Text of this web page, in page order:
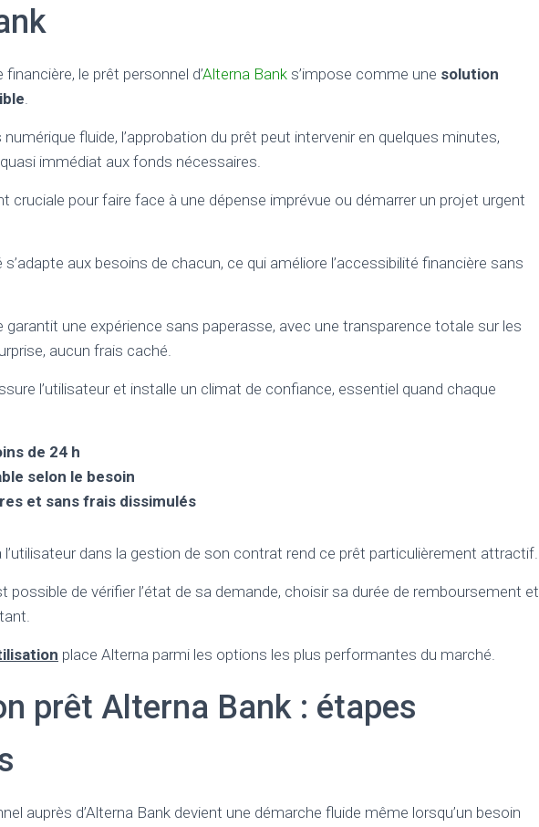
financière, le prêt personnel d’Alterna Bank s’impose comme une solution
.
fluide, l’approbation du prêt peut intervenir en quelques minutes,
immédiat aux fonds nécessaires.
cruciale pour faire face à une dépense imprévue ou démarrer un projet urgent
aux besoins de chacun, ce qui améliore l’accessibilité financière sans
garantit une expérience sans paperasse, avec une transparence totale sur les
aucun frais caché.
l’utilisateur et installe un climat de confiance, essentiel quand chaque
de 24 h
selon le besoin
et sans frais dissimulés
l’utilisateur dans la gestion de son contrat rend ce prêt particulièrement attractif.
possible de vérifier l’état de sa demande, choisir sa durée de remboursement et
place Alterna parmi les options les plus performantes du marché.
prêt Alterna Bank : étapes
auprès d’Alterna Bank devient une démarche fluide même lorsqu’un besoin